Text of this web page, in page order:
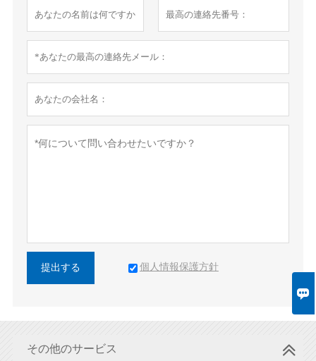

提出する 個人情報保護方針
その他のサービス